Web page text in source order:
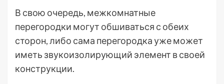
В свою очередь, межкомнатные
перегородки могут обшиваться с обеих
сторон, либо сама перегородка уже может
иметь звукоизолирующий элемент в своей
конструкции.